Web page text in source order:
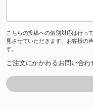
こちらの投稿への個別対応は行っ
見させていただきます。お客様の
す。
ご注文にかかわるお問い合わ